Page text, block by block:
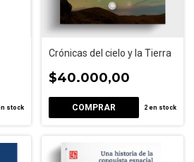
stock
Crónicas del cielo y la Tierra
$40.000,00
2 en stock